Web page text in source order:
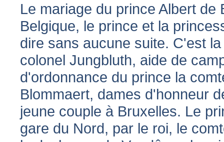
Le mariage du prince Albert
Belgique, le prince et la
dire sans aucune suite. C'est
colonel Jungbluth, aide de
d'ordonnance du prince la
Blommaert, dames d'honneur
jeune couple à Bruxelles. Le
gare du Nord, par le roi, le